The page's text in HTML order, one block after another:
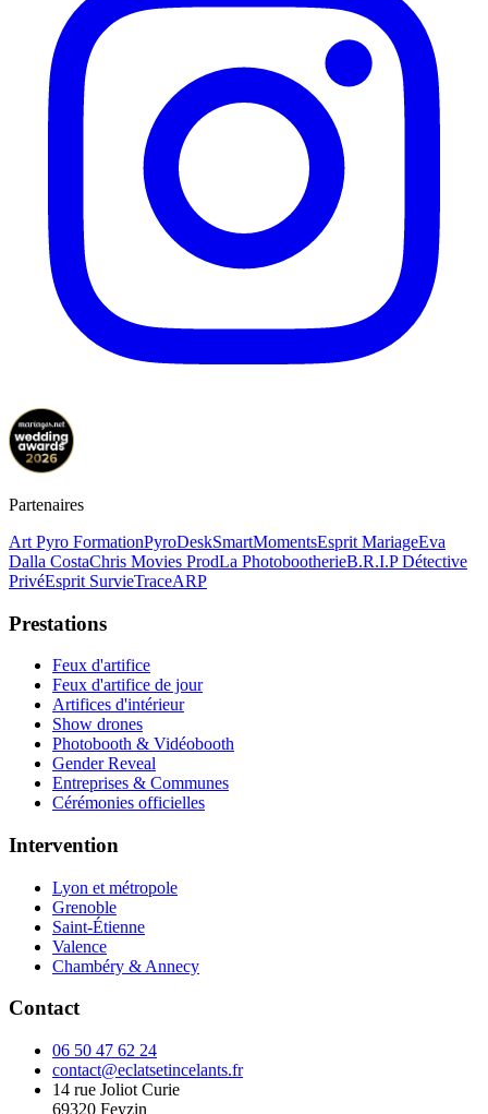
Partenaires
Art Pyro FormationPyroDeskSmartMomentsEsprit MariageEva
Dalla CostaChris Movies ProdLa PhotobootherieB.R.I.P Détective
PrivéEsprit SurvieTraceARP
Prestations
Feux d'artifice
Feux d'artifice de jour
Artifices d'intérieur
Show drones
Photobooth & Vidéobooth
Gender Reveal
Entreprises & Communes
Cérémonies officielles
Intervention
Lyon et métropole
Grenoble
Saint-Étienne
Valence
Chambéry & Annecy
Contact
06 50 47 62 24
contact@eclatsetincelants.fr
14 rue Joliot Curie
69320 Feyzin